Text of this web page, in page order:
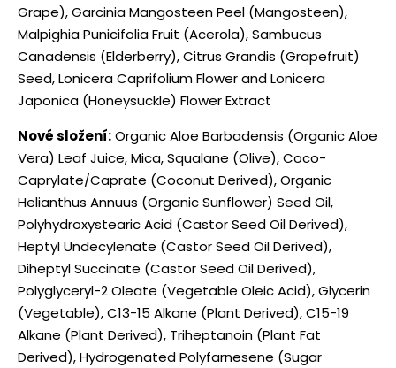
Grape), Garcinia Mangosteen Peel (Mangosteen),
Malpighia Punicifolia Fruit (Acerola), Sambucus
Canadensis (Elderberry), Citrus Grandis (Grapefruit)
Seed, Lonicera Caprifolium Flower and Lonicera
Japonica (Honeysuckle) Flower Extract
Nové složení:Organic Aloe Barbadensis (Organic Aloe
Vera) Leaf Juice, Mica, Squalane (Olive), Coco-
Caprylate/Caprate (Coconut Derived), Organic
Helianthus Annuus (Organic Sunflower) Seed Oil,
Polyhydroxystearic Acid (Castor Seed Oil Derived),
Heptyl Undecylenate (Castor Seed Oil Derived),
Diheptyl Succinate (Castor Seed Oil Derived),
Polyglyceryl-2 Oleate (Vegetable Oleic Acid), Glycerin
(Vegetable), C13-15 Alkane (Plant Derived), C15-19
Alkane (Plant Derived), Triheptanoin (Plant Fat
Derived), Hydrogenated Polyfarnesene (Sugar